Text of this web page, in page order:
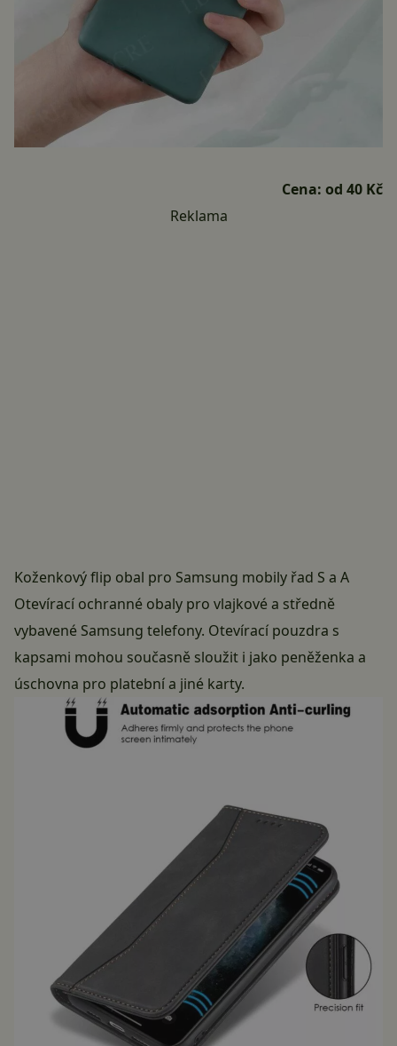
Cena: od 40 Kč
Reklama
Koženkový flip obal pro Samsung mobily řad S a A
Otevírací ochranné obaly pro vlajkové a středně
vybavené Samsung telefony. Otevírací pouzdra s
kapsami mohou současně sloužit i jako peněženka a
úschovna pro platební a jiné karty.